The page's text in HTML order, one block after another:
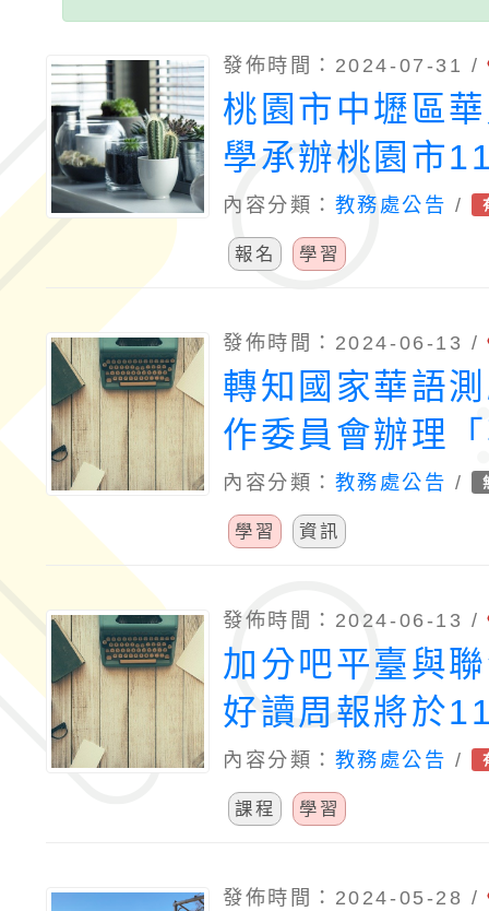
發佈時間：2024-07-31 /
桃園市中壢區
學承辦桃園市
文競賽國語演
培訓營」
內容分類： 教務處公告 /
報名 學習
發佈時間：2024-06-13 /
轉知國家華語
作委員會辦理
力測驗」113
試
內容分類： 教務處公告 /
學習 資訊
發佈時間：2024-06-13 /
加分吧平臺與
好讀周報將於
日共同辦理「
英文解題 x 跨
內容分類： 教務處公告 /
課程 學習
發佈時間：2024-05-28 /